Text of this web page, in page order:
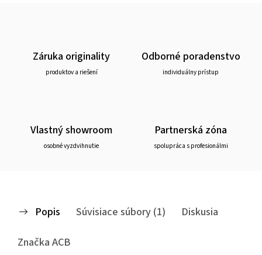
Záruka originality
produktov a riešení
Odborné poradenstvo
individuálny prístup
Vlastný showroom
osobné vyzdvihnutie
Partnerská zóna
spolupráca s profesionálmi
Popis Súvisiace súbory (1)
Diskusia
ZnačkaACB